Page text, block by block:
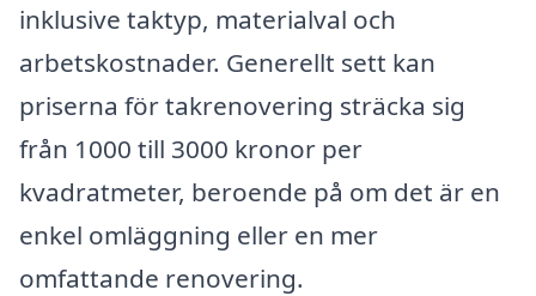
inklusive taktyp, materialval och
arbetskostnader. Generellt sett kan
priserna för takrenovering sträcka sig
från 1000 till 3000 kronor per
kvadratmeter, beroende på om det är en
enkel omläggning eller en mer
omfattande renovering.